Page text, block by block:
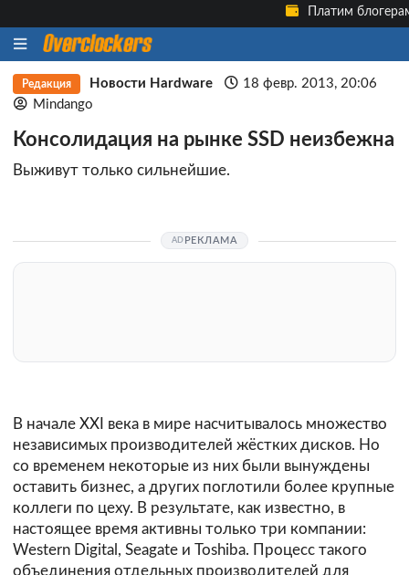
Платим
Редакция Новости Hardware
18 февр. 2013, 20:06
Mindango
Консолидация на рынке SSD неизбежна
Выживут только сильнейшие.
РЕКЛАМА
В начале XXI века в мире насчитывалось множество
независимых производителей жёстких дисков. Но
со временем некоторые из них были вынуждены
оставить бизнес, а других поглотили более крупные
коллеги по цеху. В результате, как известно, в
настоящее время активны только три компании:
Western Digital, Seagate и Toshiba. Процесс такого
объединения отдельных производителей для